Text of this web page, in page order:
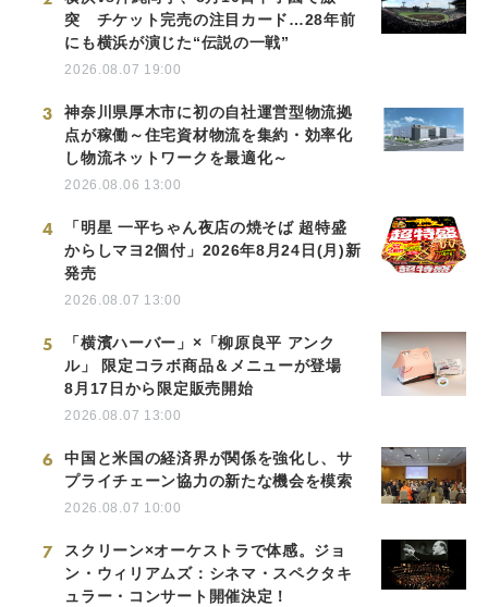
突 チケット完売の注目カード…28年前
にも横浜が演じた“伝説の一戦”
2026.08.07 19:00
3
神奈川県厚木市に初の自社運営型物流拠
点が稼働～住宅資材物流を集約・効率化
し物流ネットワークを最適化～
2026.08.06 13:00
4
「明星 一平ちゃん夜店の焼そば 超特盛
からしマヨ2個付」2026年8月24日(月)新
発売
2026.08.07 13:00
5
「横濱ハーバー」×「柳原良平 アンク
ル」 限定コラボ商品＆メニューが登場
8月17日から限定販売開始
2026.08.07 13:00
6
中国と米国の経済界が関係を強化し、サ
プライチェーン協力の新たな機会を模索
2026.08.07 10:00
7
スクリーン×オーケストラで体感。ジョ
ン・ウィリアムズ：シネマ・スペクタキ
ュラー・コンサート開催決定！